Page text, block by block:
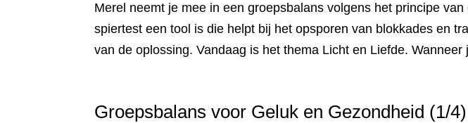
Merel neemt je mee in een groepsbalans volgens het principe
spiertest een tool is die helpt bij het opsporen van blokkades en
van de oplossing. Vandaag is het thema Licht en Liefde. Wanneer
Groepsbalans voor Geluk en Gezondheid (1/4)